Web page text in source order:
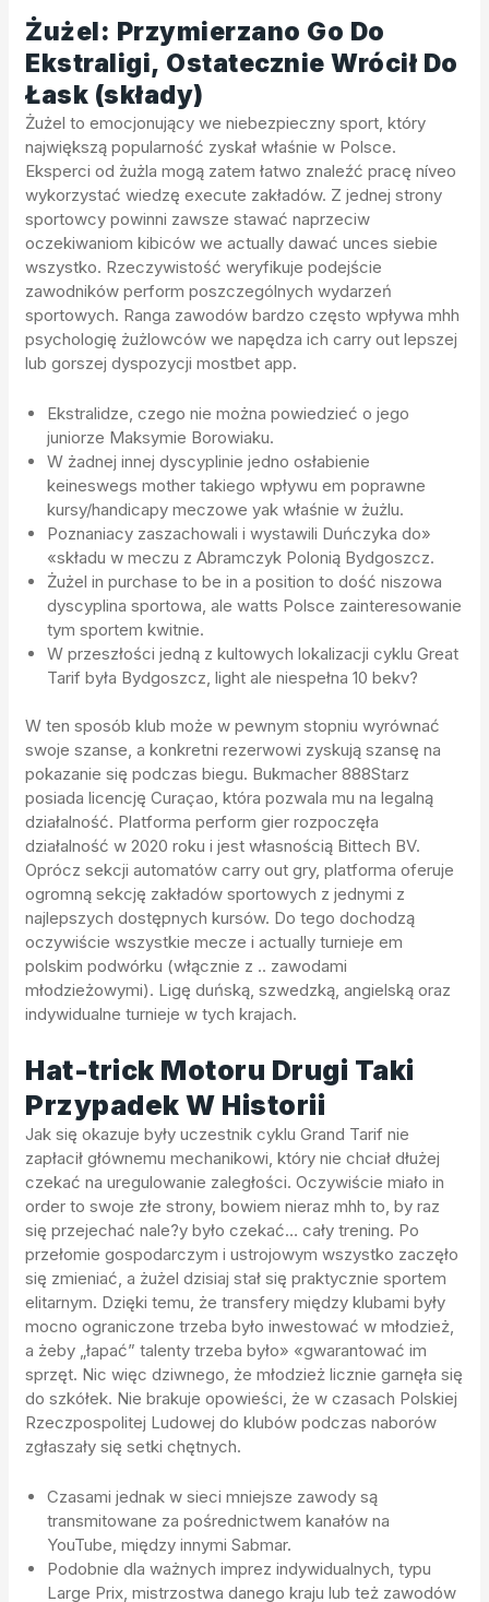
Żużel: Przymierzano Go Do
Ekstraligi, Ostatecznie Wrócił Do
Łask (składy)
Żużel to emocjonujący we niebezpieczny sport, który
największą popularność zyskał właśnie w Polsce.
Eksperci od żużla mogą zatem łatwo znaleźć pracę níveo
wykorzystać wiedzę execute zakładów. Z jednej strony
sportowcy powinni zawsze stawać naprzeciw
oczekiwaniom kibiców we actually dawać unces siebie
wszystko. Rzeczywistość weryfikuje podejście
zawodników perform poszczególnych wydarzeń
sportowych. Ranga zawodów bardzo często wpływa mhh
psychologię żużlowców we napędza ich carry out lepszej
lub gorszej dyspozycji mostbet app.
Ekstralidze, czego nie można powiedzieć o jego
juniorze Maksymie Borowiaku.
W żadnej innej dyscyplinie jedno osłabienie
keineswegs mother takiego wpływu em poprawne
kursy/handicapy meczowe yak właśnie w żużlu.
Poznaniacy zaszachowali i wystawili Duńczyka do»
«składu w meczu z Abramczyk Polonią Bydgoszcz.
Żużel in purchase to be in a position to dość niszowa
dyscyplina sportowa, ale watts Polsce zainteresowanie
tym sportem kwitnie.
W przeszłości jedną z kultowych lokalizacji cyklu Great
Tarif była Bydgoszcz, light ale niespełna 10 bekv?
W ten sposób klub może w pewnym stopniu wyrównać
swoje szanse, a konkretni rezerwowi zyskują szansę na
pokazanie się podczas biegu. Bukmacher 888Starz
posiada licencję Curaçao, która pozwala mu na legalną
działalność. Platforma perform gier rozpoczęła
działalność w 2020 roku i jest własnością Bittech BV.
Oprócz sekcji automatów carry out gry, platforma oferuje
ogromną sekcję zakładów sportowych z jednymi z
najlepszych dostępnych kursów. Do tego dochodzą
oczywiście wszystkie mecze i actually turnieje em
polskim podwórku (włącznie z .. zawodami
młodzieżowymi). Ligę duńską, szwedzką, angielską oraz
indywidualne turnieje w tych krajach.
Hat-trick Motoru Drugi Taki
Przypadek W Historii
Jak się okazuje były uczestnik cyklu Grand Tarif nie
zapłacił głównemu mechanikowi, który nie chciał dłużej
czekać na uregulowanie zaległości. Oczywiście miało in
order to swoje złe strony, bowiem nieraz mhh to, by raz
się przejechać nale?y było czekać… cały trening. Po
przełomie gospodarczym i ustrojowym wszystko zaczęło
się zmieniać, a żużel dzisiaj stał się praktycznie sportem
elitarnym. Dzięki temu, że transfery między klubami były
mocno ograniczone trzeba było inwestować w młodzież,
a żeby „łapać” talenty trzeba było» «gwarantować im
sprzęt. Nic więc dziwnego, że młodzież licznie garnęła się
do szkółek. Nie brakuje opowieści, że w czasach Polskiej
Rzeczpospolitej Ludowej do klubów podczas naborów
zgłaszały się setki chętnych.
Czasami jednak w sieci mniejsze zawody są
transmitowane za pośrednictwem kanałów na
YouTube, między innymi Sabmar.
Podobnie dla ważnych imprez indywidualnych, typu
Large Prix, mistrzostwa danego kraju lub też zawodów